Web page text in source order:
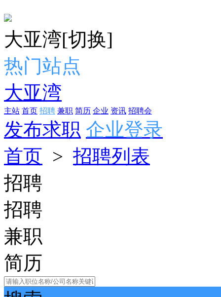
大亚湾[切换]
热门站点
大亚湾
主站 首页 招聘 兼职 简历 企业 资讯 招聘会
发布求职 企业登录
首页 > 招聘列表
招聘
招聘
兼职
简历